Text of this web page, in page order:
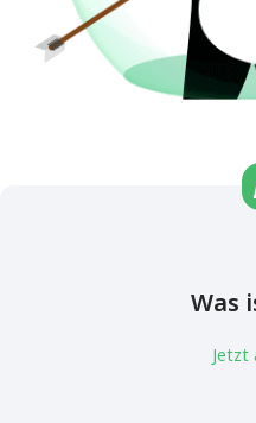
Was
Jetzt